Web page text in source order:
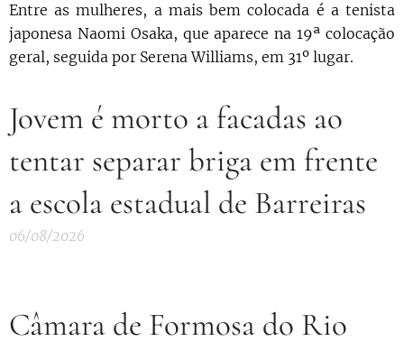
Entre as mulheres, a mais bem colocada é a tenista
japonesa Naomi Osaka, que aparece na 19ª colocação
geral, seguida por Serena Williams, em 31º lugar.
Jovem é morto a facadas ao
tentar separar briga em frente
a escola estadual de Barreiras
06/08/2026
Câmara de Formosa do Rio